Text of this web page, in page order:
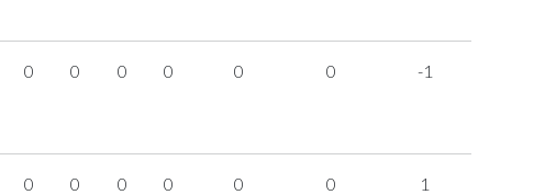
0 0 0 0 0 0 -1
0 0 0 0 0 0 1